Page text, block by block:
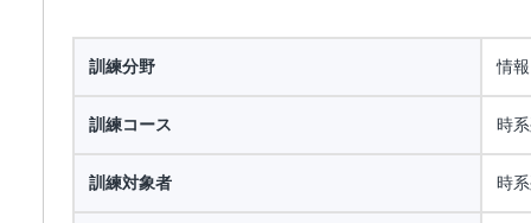
訓練分野 情
訓練コース 時
訓練対象者 時